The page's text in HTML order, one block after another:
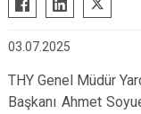
03.07.2025
THY Genel Müdür
Başkanı Ahmet